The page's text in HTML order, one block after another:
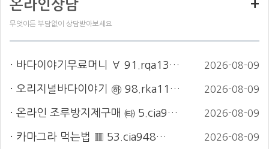
온라인상담
무엇이든 부담없이 상담받아보세요
+
바다이야기무료머니 ∀ 91.rqa13… 2026-08-09
오리지널바다이야기 ㉻ 98.rka11… 2026-08-09
온라인 조루방지제구매 ㈙ 5.cia9… 2026-08-09
카마그라 먹는법 ▥ 53.cia948… 2026-08-09